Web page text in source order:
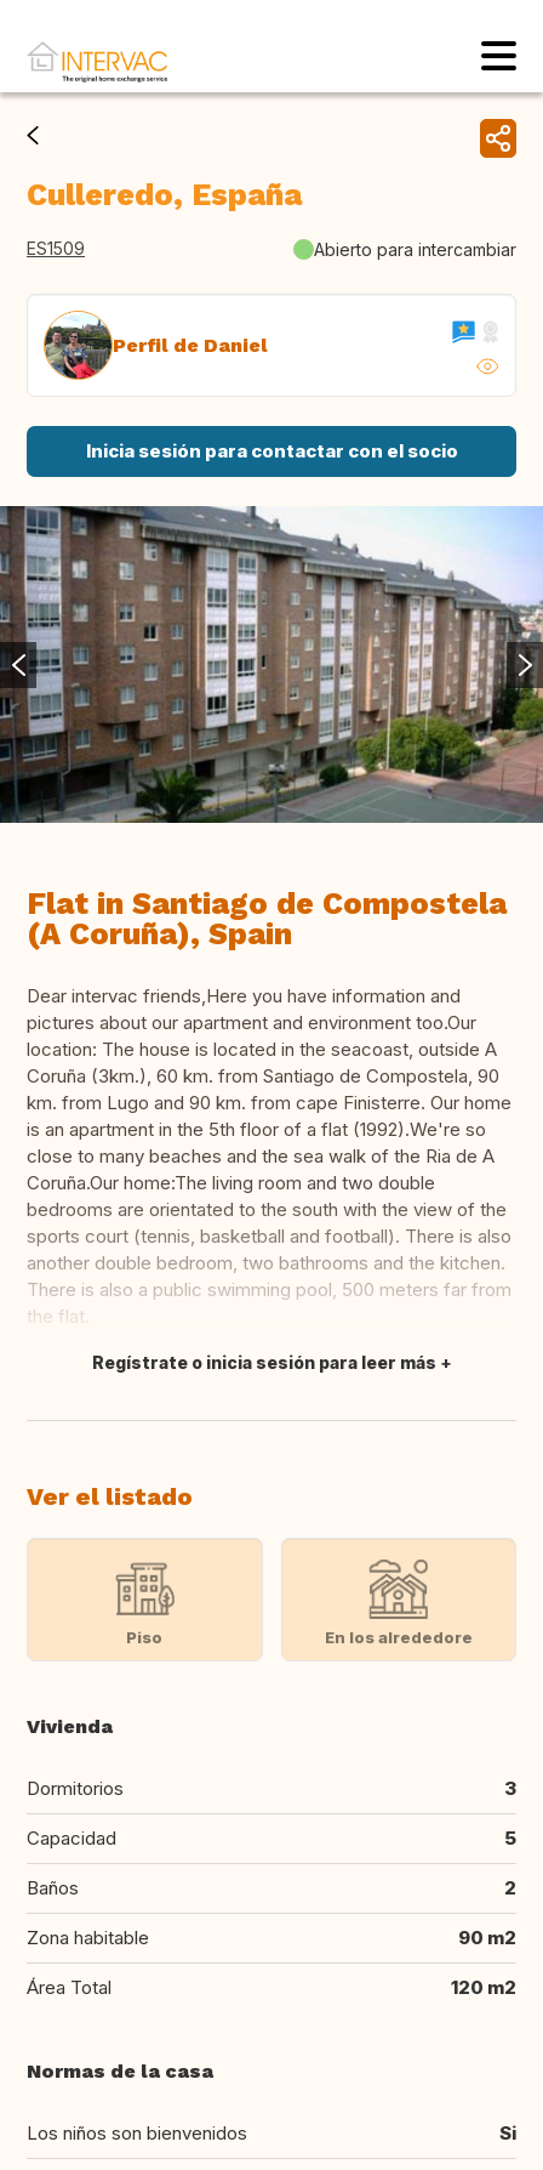
Culleredo, España
ES1509 Abierto para intercambiar
Perfil de Daniel
Inicia sesión para contactar con el socio
Flat in Santiago de Compostela
(A Coruña), Spain
Dear intervac friends,Here you have information and
pictures about our apartment and environment too.Our
location: The house is located in the seacoast, outside A
Coruña (3km.), 60 km. from Santiago de Compostela, 90
km. from Lugo and 90 km. from cape Finisterre. Our home
is an apartment in the 5th floor of a flat (1992).We're so
close to many beaches and the sea walk of the Ria de A
Coruña.Our home:The living room and two double
bedrooms are orientated to the south with the view of the
sports court (tennis, basketball and football). There is also
another double bedroom, two bathrooms and the kitchen.
There is also a public swimming pool, 500 meters far from
the flat.
Traducir
Regístrate o inicia sesión para leer más
Ver el listado
Piso En los alrededore
Vivienda
Dormitorios 3
Capacidad 5
Baños 2
Zona habitable 90 m2
Área Total 120 m2
Normas de la casa
Los niños son bienvenidos Si